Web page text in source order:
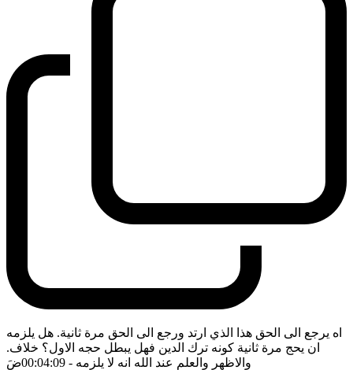
اه يرجع الى الحق هذا الذي ارتد ورجع الى الحق مرة ثانية. هل يلزمه
ان يحج مرة ثانية كونه ترك الدين فهل يبطل حجه الاول؟ خلاف.
والاظهر والعلم عند الله انه لا يلزمه - 00:04:09 ضَ